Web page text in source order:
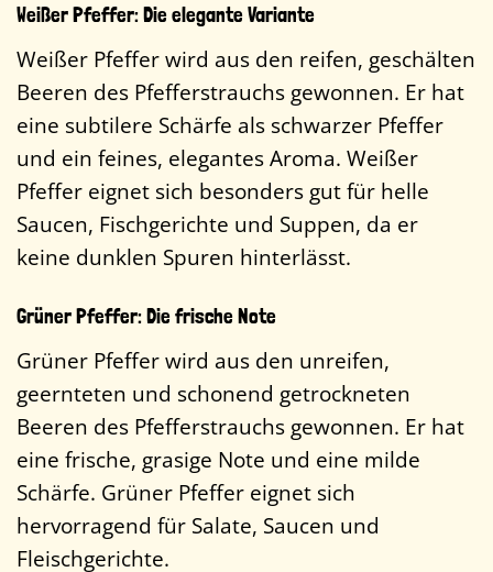
Weißer Pfeffer: Die elegante Variante
Weißer Pfeffer wird aus den reifen, geschälten
Beeren des Pfefferstrauchs gewonnen. Er hat
eine subtilere Schärfe als schwarzer Pfeffer
und ein feines, elegantes Aroma. Weißer
Pfeffer eignet sich besonders gut für helle
Saucen, Fischgerichte und Suppen, da er
keine dunklen Spuren hinterlässt.
Grüner Pfeffer: Die frische Note
Grüner Pfeffer wird aus den unreifen,
geernteten und schonend getrockneten
Beeren des Pfefferstrauchs gewonnen. Er hat
eine frische, grasige Note und eine milde
Schärfe. Grüner Pfeffer eignet sich
hervorragend für Salate, Saucen und
Fleischgerichte.